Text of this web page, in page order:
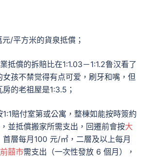
元/平方米的貨泉抵償；
抵償的拆賠比在1:1.03－1:1.2鲁汉看了
孩不禁觉得有点可爱，刷牙和嘴，但
的老祖屋是1:3.5；
賠付室第或公寓，整棟如能按時簽約
並抵償搬家所需支出，回遷前會按大
首層每月100 元/㎡，二層及以上每月
囍市需支出（一次性發放 6 個月），